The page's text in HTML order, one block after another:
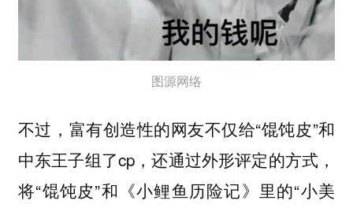
图源网络
不过，富有创造性的网友不仅给“馄饨皮”和
中东王子组了cp，还通过外形评定的方式，
将“馄饨皮”和《小鲤鱼历险记》里的“小美